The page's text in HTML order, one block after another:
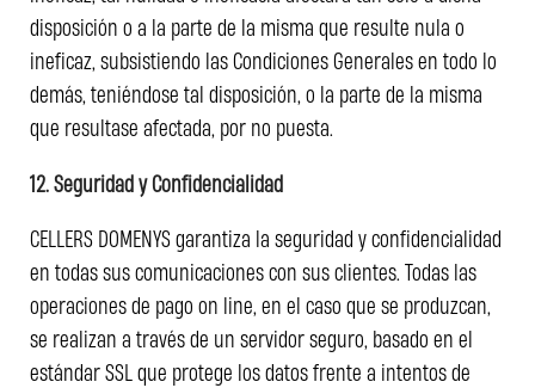
disposición o a la parte de la misma que resulte nula o
ineficaz, subsistiendo las Condiciones Generales en todo lo
demás, teniéndose tal disposición, o la parte de la misma
que resultase afectada, por no puesta.
12. Seguridad y Confidencialidad
CELLERS DOMENYS garantiza la seguridad y confidencialidad
en todas sus comunicaciones con sus clientes. Todas las
operaciones de pago on line, en el caso que se produzcan,
se realizan a través de un servidor seguro, basado en el
estándar SSL que protege los datos frente a intentos de